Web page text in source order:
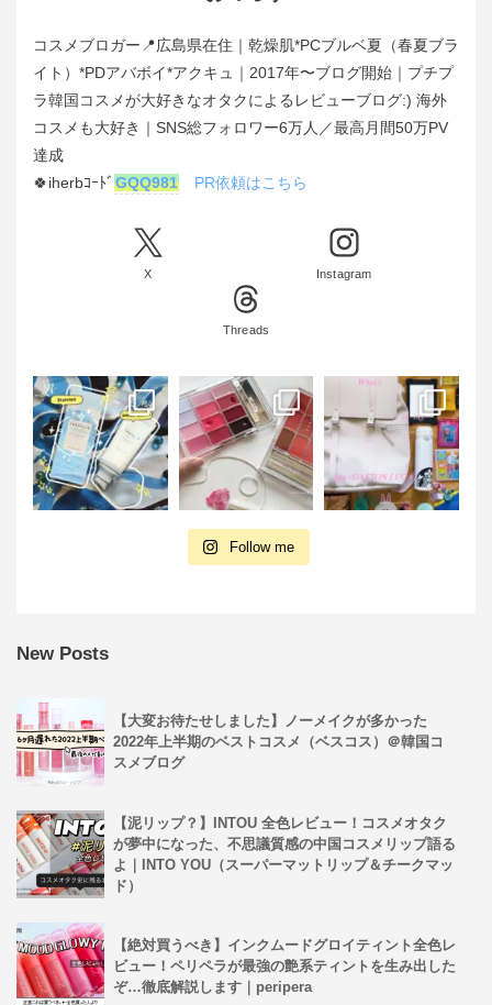
コスメブロガー📍広島県在住｜乾燥肌*PCブルベ夏（春夏ブラ
イト）*PDアバボイ*アクキュ｜2017年〜ブログ開始｜プチプ
ラ韓国コスメが大好きなオタクによるレビューブログ:) 海外
コスメも大好き｜SNS総フォロワー6万人／最高月間50万PV
達成
🍀iherbｺｰﾄﾞ GQQ981 PR依頼はこちら
X Instagram
Threads
Follow me
New Posts
【大変お待たせしました】ノーメイクが多かった
2022年上半期のベストコスメ（ベスコス）＠韓国コ
スメブログ
【泥リップ？】INTOU 全色レビュー！コスメオタク
が夢中になった、不思議質感の中国コスメリップ語る
よ｜INTO YOU（スーパーマットリップ＆チークマッ
ド）
【絶対買うべき】インクムードグロイティント全色レ
ビュー！ペリペラが最強の艶系ティントを生み出した
ぞ…徹底解説します｜peripera